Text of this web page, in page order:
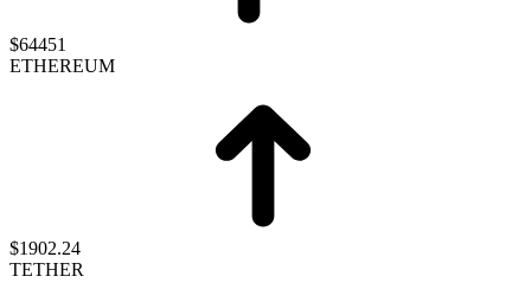
$64451
ETHEREUM
$1902.24
TETHER